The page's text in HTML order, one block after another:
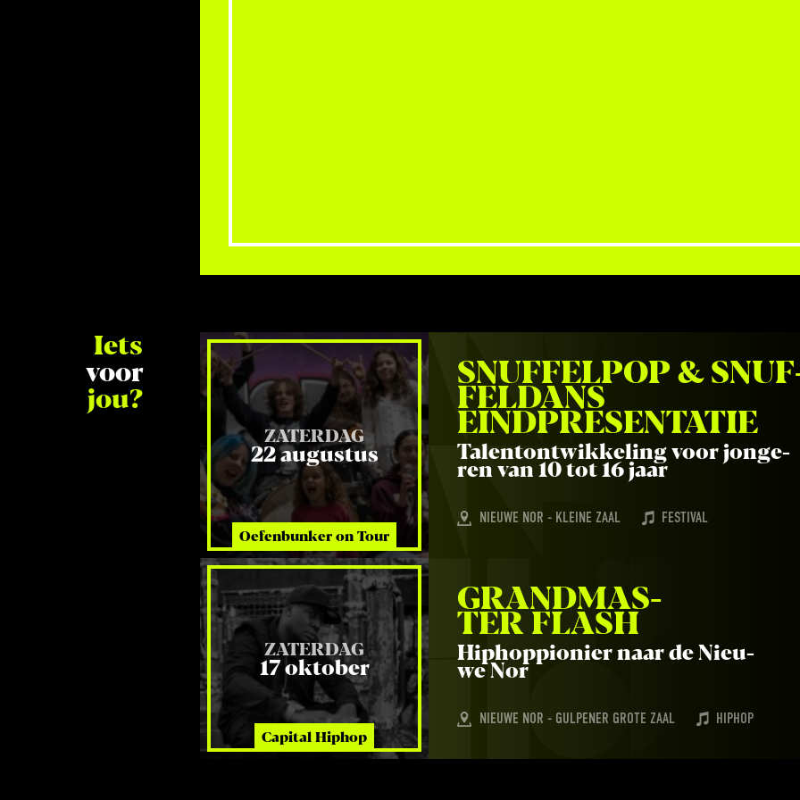
Jones ambassadeur voor Crohn's & Colitis UK. Hij werd op
indrukwekkende live-optredens blijft Laurence Jones een
toonaangevende figuur in de hedendaagse bluesrockscene.
Iets
voor
jou?
Oefenbunker on Tour
ZATERDAG
22 augustus
SNUF­FEL­POP &
FEL­DANS
EINDPRESENTATIE
Talen­t­ont­wik­ke­ling voor jon­ge­
ren van 10tot16jaar
NIEUWE NOR - KLEINE ZAAL FESTIVAL
Capital Hiphop
ZATERDAG
17 oktober
GRAND­MAS­
TER FLASH
Hip­hop­pi­o­nier naar de Nieu­
we Nor
NIEUWE NOR - GULPENER GROTE ZAAL HIPHOP